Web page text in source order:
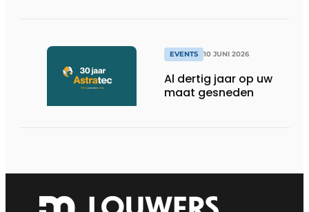
EVENTS 10 JUNI 2026
Al dertig jaar op uw
maat gesneden